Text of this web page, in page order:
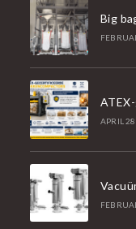
Big
APRIL